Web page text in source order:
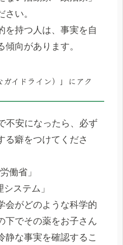
い。
を持つ人は、事実を自
向があります。
イドライン）」にアク
不安になったら、必ず
る癖をつけてくださ
働省」
ステム」
会がどのような科学的
下でその薬をお子さん
静な事実を確認するこ